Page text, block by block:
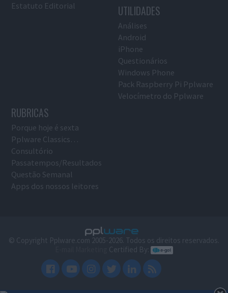
Estatuto Editorial
UTILIDADES
Análises
Android
iPhone
Questionários
Windows Phone
Pack Raspberry Pi Pplware
Velocímetro do Pplware
RUBRICAS
Porque hoje é sexta
Pplware Classics…
Consultório
Passatempos/Resultados
Questão Semanal
Apps dos nossos leitores
© Copyright Pplware.com 2005-2026. Todos os direitos reservados.
Certified By: